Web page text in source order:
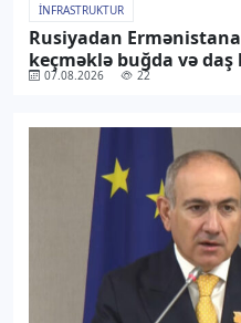
İNFRASTRUKTUR
Rusiyadan
keçməklə buğda və
07.08.2026 22